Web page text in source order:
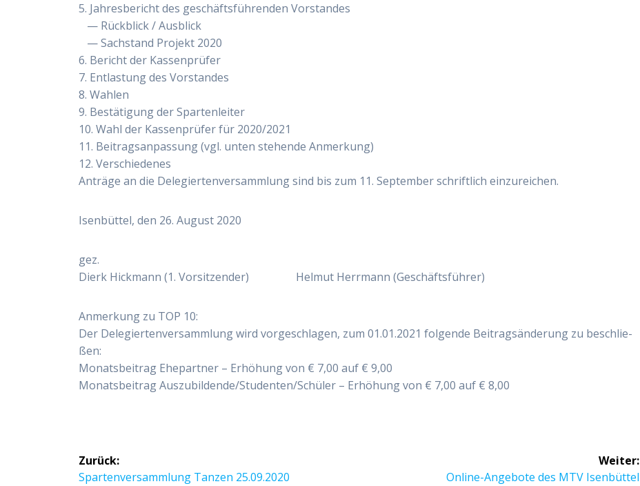
5. Jah­res­be­richt des geschäfts­füh­ren­den Vor­stan­des
— Rück­blick / Aus­blick
— Sach­stand Pro­jekt 2020
6. Bericht der Kas­sen­prü­fer
7. Ent­las­tung des Vor­stan­des
8. Wah­len
9. Bestä­ti­gung der Spar­ten­lei­ter
10. Wahl der Kas­sen­prü­fer für 2020/2021
11. Bei­trags­an­pas­sung (vgl. unten ste­hen­de Anmer­kung)
12. Ver­schie­de­nes
Anträ­ge an die Dele­gier­ten­ver­samm­lung sind bis zum 11. Sep­tem­ber schrift­lich einzureichen.
Isen­büt­tel, den 26. August 2020
gez.
Dierk Hick­mann (1. Vor­sit­zen­der) Hel­mut Herr­mann (Geschäfts­füh­rer)
Anmer­kung zu TOP 10:
Der Dele­gier­ten­ver­samm­lung wird vor­ge­schla­gen, zum 01.01.2021 fol­gen­de Bei­trags­än­de­rung zu beschlie­
ßen:
Monats­bei­trag Ehe­part­ner – Erhö­hung von € 7,00 auf € 9,00
Monats­bei­trag Auszubildende/Studenten/Schüler – Erhö­hung von € 7,00 auf € 8,00
Beitragsnavigation
Zurück:
Vorheriger
Spar­ten­ver­samm­lung Tan­zen 25.09.2020
Weiter:
Nächster
Online-Ange­bo­te des MTV Isenbüttel